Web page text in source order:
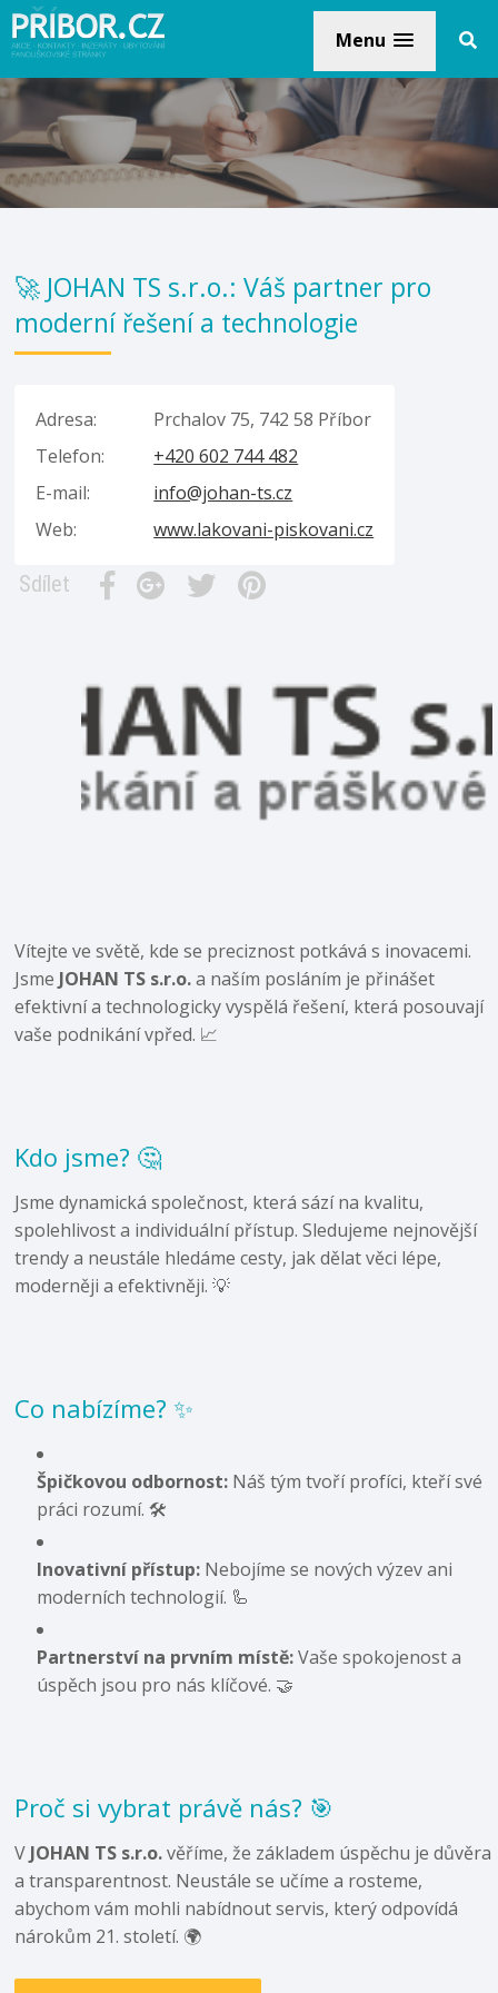
Menu
🚀 JOHAN TS s.r.o.: Váš partner pro
moderní řešení a technologie
Adresa:
Prchalov 75, 742 58 Příbor
Telefon:
+420 602 744 482
E-mail:
info@johan-ts.cz
Web:
www.lakovani-piskovani.cz
Sdílet
Vítejte ve světě, kde se preciznost potkává s inovacemi.
Jsme JOHAN TS s.r.o.a naším posláním je přinášet
efektivní a technologicky vyspělá řešení, která posouvají
vaše podnikání vpřed. 📈
Kdo jsme? 🤔
Jsme dynamická společnost, která sází na kvalitu,
spolehlivost a individuální přístup. Sledujeme nejnovější
trendy a neustále hledáme cesty, jak dělat věci lépe,
moderněji a efektivněji. 💡
Co nabízíme? ✨
Špičkovou odbornost: Náš tým tvoří profíci, kteří své
práci rozumí. 🛠️
Inovativní přístup: Nebojíme se nových výzev ani
moderních technologií. 🦾
Partnerství na prvním místě:Vaše spokojenost a
úspěch jsou pro nás klíčové. 🤝
Proč si vybrat právě nás? 🎯
V JOHAN TS s.r.o.věříme, že základem úspěchu je důvěra
a transparentnost. Neustále se učíme a rosteme,
abychom vám mohli nabídnout servis, který odpovídá
nárokům 21. století. 🌍